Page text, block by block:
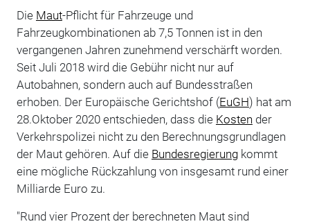
Die Maut-Pflicht für Fahrzeuge und
Fahrzeugkombinationen ab 7,5 Tonnen ist in den
vergangenen Jahren zunehmend verschärft worden.
Seit Juli 2018 wird die Gebühr nicht nur auf
Autobahnen, sondern auch auf Bundesstraßen
erhoben. Der Europäische Gerichtshof (EuGH) hat am
28.Oktober 2020 entschieden, dass die Kosten der
Verkehrspolizei nicht zu den Berechnungsgrundlagen
der Maut gehören. Auf die Bundesregierungkommt
eine mögliche Rückzahlung von insgesamt rund einer
Milliarde Euro zu.
"Rund vier Prozent der berechneten Maut sind